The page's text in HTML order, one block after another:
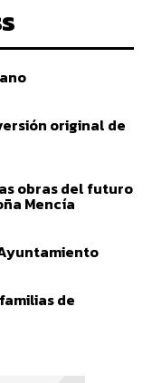
original de
obras del futuro
Mencía
de